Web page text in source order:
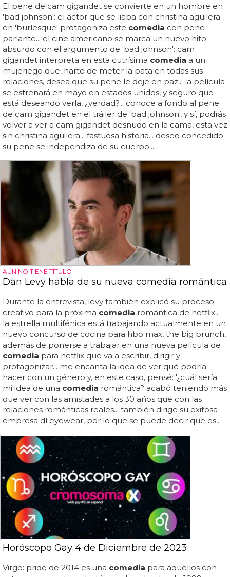
El pene de cam gigandet se convierte en un hombre en
'bad johnson': el actor que se liaba con christina aguilera
en 'burlesque' protagoniza este comedia con pene
parlante... el cine americano se marca un nuevo hito
absurdo con el argumento de 'bad johnson': cam
gigandet interpreta en esta cutrísima comedia a un
mujeriego que, harto de meter la pata en todas sus
relaciones, desea que su pene le deje en paz... la película
se estrenará en mayo en estados unidos, y seguro que
está deseando verla, ¿verdad?... conoce a fondo al pene
de cam gigandet en el tráiler de 'bad johnson', y sí, podrás
volver a ver a cam gigandet desnudo en la cama, esta vez
sin christina aguilera... fastuosa historia... deseo concedido:
su pene se independiza de su cuerpo...
AÚN NO TIENE TÍTULO
Dan Levy habla de su nueva comedia romántica
Durante la entrevista, levy también explicó su proceso
creativo para la próxima comedia romántica de netflix...
la estrella multifénica está trabajando actualmente en un
nuevo concurso de cocina para hbo max, the big brunch,
además de ponerse a trabajar en una nueva película de
comedia para netflix que va a escribir, dirigir y
protagonizar... me encanta la idea de ver qué podría
hacer con un género y, en este caso, pensé: '¿cuál sería
mi idea de una comedia romántica? acabó teniendo más
que ver con las amistades a los 30 años que con las
relaciones románticas reales... también dirige su exitosa
empresa dl eyewear, por lo que se puede decir que es...
Horóscopo Gay 4 de Diciembre de 2023
Virgo: pride de 2014 es una comedia para aquellos con